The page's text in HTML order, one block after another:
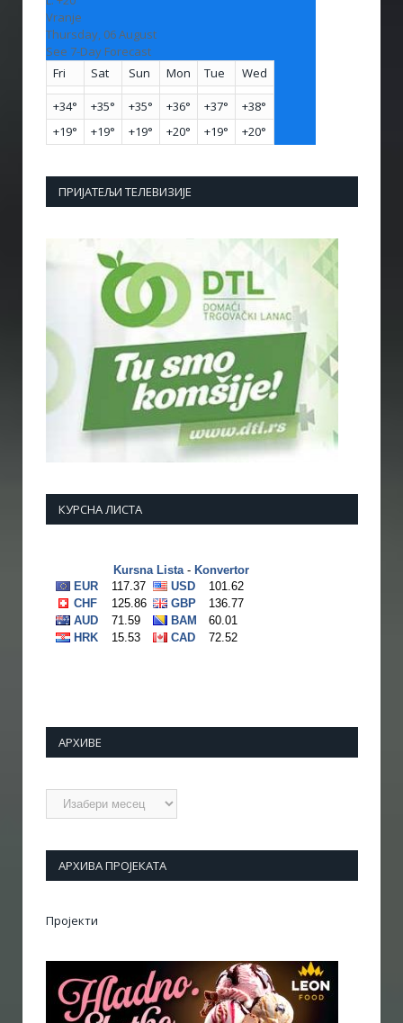
Vranje
Thursday, 06 August
See 7-Day Forecast
Fri
Sat Sun Mon Tue Wed
+34° +35° +35° +36° +37° +38°
+19° +19° +19° +20° +19° +20°
ПРИЈАТЕЉИ ТЕЛЕВИЗИЈЕ
КУРСНА ЛИСТА
АРХИВЕ
Архиве
АРХИВА ПРОЈЕКАТА
Пројекти